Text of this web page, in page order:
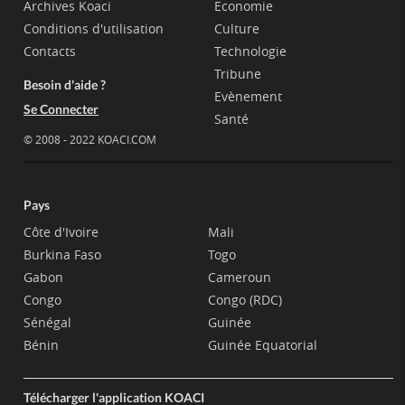
Archives Koaci
Conditions d'utilisation
Contacts
Besoin d'aide ?
Se Connecter
© 2008 - 2022 KOACI.COM
Economie
Culture
Technologie
Tribune
Evènement
Santé
Pays
Côte d'Ivoire
Burkina Faso
Gabon
Congo
Sénégal
Bénin
Mali
Togo
Cameroun
Congo (RDC)
Guinée
Guinée Equatorial
Télécharger l'application KOACI